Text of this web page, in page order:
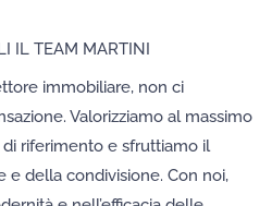
IL TEAM MARTINI
immobiliare, non ci
Valorizziamo al massimo
riferimento e sfruttiamo il
e della condivisione. Con noi,